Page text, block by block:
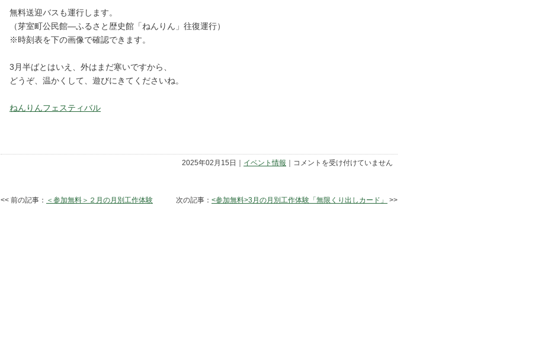
無料送迎バスも運行します。
（芽室町公民館—ふるさと歴史館「ねんりん」往復運行）
※時刻表を下の画像で確認できます。
3月半ばとはいえ、外はまだ寒いですから、
どうぞ、温かくして、遊びにきてくださいね。
ねんりんフェスティバル
2025年02月15日｜ イベント情報
3/16（日）
フ
コメントを受け付けていません
次の記事： <参加無料>3月の月別工作体験「無限くり出しカード」 >>
<< 前の記事： ＜参加無料＞２月の月別工作体験